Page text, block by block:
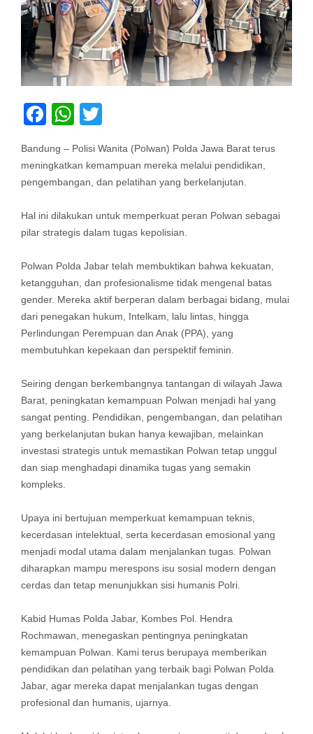
Facebook
WhatsApp
Bandung – Polisi Wanita (Polwan) Polda Jawa Barat terus
meningkatkan kemampuan mereka melalui pendidikan,
pengembangan, dan pelatihan yang berkelanjutan.
Hal ini dilakukan untuk memperkuat peran Polwan sebagai
pilar strategis dalam tugas kepolisian.
Polwan Polda Jabar telah membuktikan bahwa kekuatan,
ketangguhan, dan profesionalisme tidak mengenal batas
gender. Mereka aktif berperan dalam berbagai bidang, mulai
dari penegakan hukum, Intelkam, lalu lintas, hingga
Perlindungan Perempuan dan Anak (PPA), yang
membutuhkan kepekaan dan perspektif feminin.
Seiring dengan berkembangnya tantangan di wilayah Jawa
Barat, peningkatan kemampuan Polwan menjadi hal yang
sangat penting. Pendidikan, pengembangan, dan pelatihan
yang berkelanjutan bukan hanya kewajiban, melainkan
investasi strategis untuk memastikan Polwan tetap unggul
dan siap menghadapi dinamika tugas yang semakin
kompleks.
Upaya ini bertujuan memperkuat kemampuan teknis,
kecerdasan intelektual, serta kecerdasan emosional yang
menjadi modal utama dalam menjalankan tugas. Polwan
diharapkan mampu merespons isu sosial modern dengan
cerdas dan tetap menunjukkan sisi humanis Polri.
Kabid Humas Polda Jabar, Kombes Pol. Hendra
Rochmawan, menegaskan pentingnya peningkatan
kemampuan Polwan. Kami terus berupaya memberikan
pendidikan dan pelatihan yang terbaik bagi Polwan Polda
Jabar, agar mereka dapat menjalankan tugas dengan
profesional dan humanis, ujarnya.